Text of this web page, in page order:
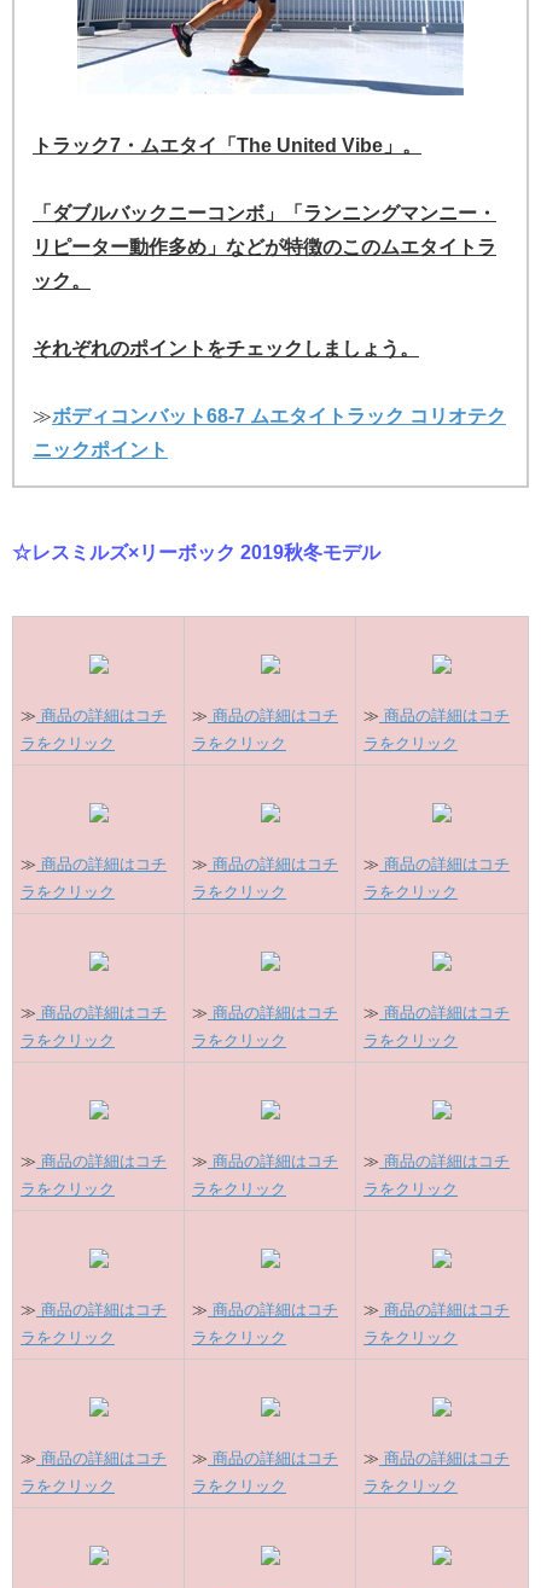
トラック7・ムエタイ「The United Vibe」。
「ダブルバックニーコンボ」「ランニングマンニー・
リピーター動作多め」などが特徴のこのムエタイトラ
ック。
それぞれのポイントをチェックしましょう。
≫ボディコンバット68-7 ムエタイトラック コリオテク
ニックポイント
☆レスミルズ×リーボック 2019秋冬モデル
≫ 商品の詳細はコチ
ラをクリック
≫ 商品の詳細はコチ
ラをクリック
≫ 商品の詳細はコチ
ラをクリック
≫ 商品の詳細はコチ
ラをクリック
≫ 商品の詳細はコチ
ラをクリック
≫ 商品の詳細はコチ
ラをクリック
≫ 商品の詳細はコチ
ラをクリック
≫ 商品の詳細はコチ
ラをクリック
≫ 商品の詳細はコチ
ラをクリック
≫ 商品の詳細はコチ
ラをクリック
≫ 商品の詳細はコチ
ラをクリック
≫ 商品の詳細はコチ
ラをクリック
≫ 商品の詳細はコチ
ラをクリック
≫ 商品の詳細はコチ
ラをクリック
≫ 商品の詳細はコチ
ラをクリック
≫ 商品の詳細はコチ
ラをクリック
≫ 商品の詳細はコチ
ラをクリック
≫ 商品の詳細はコチ
ラをクリック